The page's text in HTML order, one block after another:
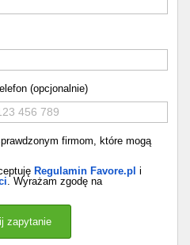
(opcjonalnie)
firmom, które mogą
Regulamin Favore.pl i
. Wyrażam zgodę na